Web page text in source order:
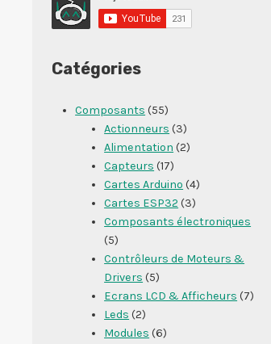
Catégories
Composants (55)
Actionneurs (3)
Alimentation (2)
Capteurs (17)
Cartes Arduino (4)
Cartes ESP32 (3)
Composants électroniques
(5)
Contrôleurs de Moteurs &
Drivers (5)
Ecrans LCD & Afficheurs (7)
Leds (2)
Modules (6)